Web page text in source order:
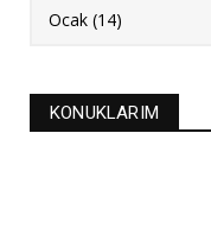
Alanya'nın
KONUKLARIM